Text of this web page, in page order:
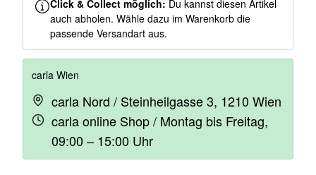
Click & Collect möglich: Du kannst diesen Artikel
auch abholen. Wähle dazu im Warenkorb die
passende Versandart aus.
carla Wien
carla Nord / Steinheilgasse 3, 1210 Wien
carla online Shop / Montag bis Freitag,
09:00 – 15:00 Uhr